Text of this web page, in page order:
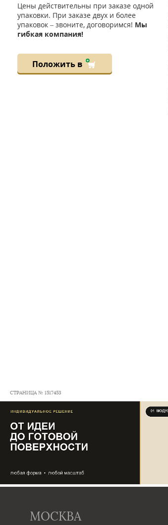
Цены действительны при заказе одной
упаковки. При заказе двух и более
упаковок – звоните, договоримся! Мы
гибкая компания!
Положить в
СТРАНИЦА № 1517453
МОСКВА